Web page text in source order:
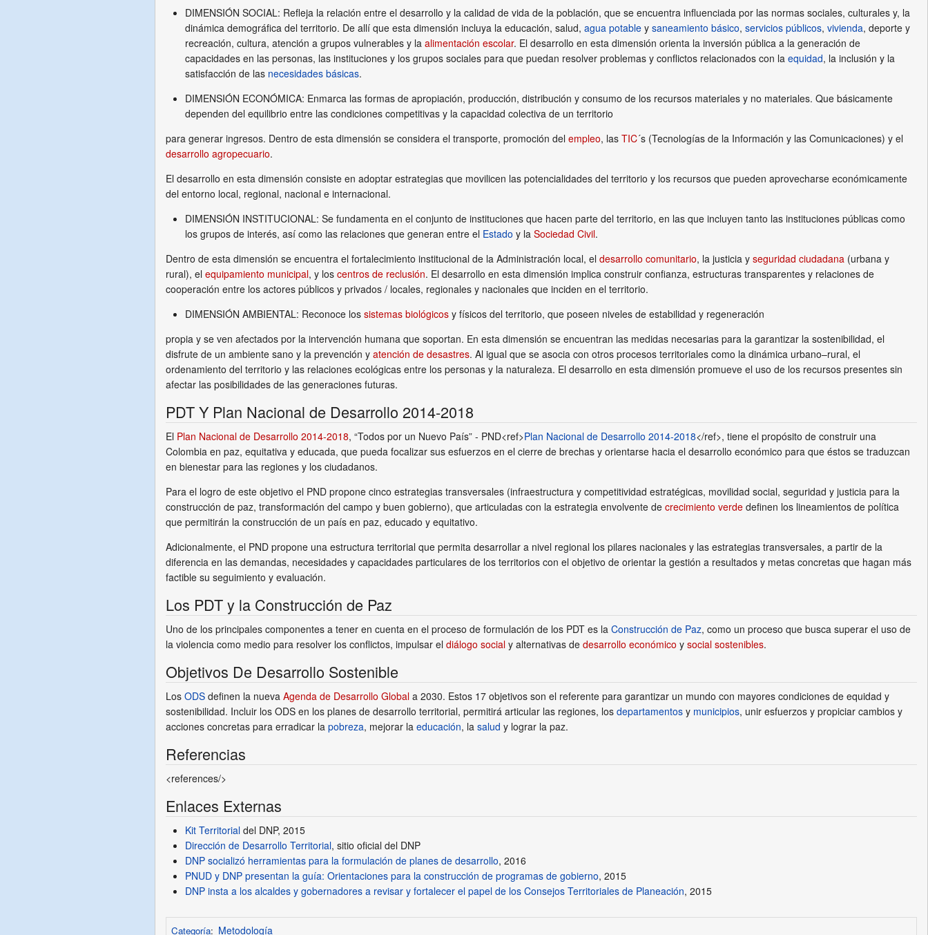
DIMENSIÓN SOCIAL: Refleja la relación entre el desarrollo y la calidad de vida de la población, que se encuentra influenciada por las normas sociales, culturales y, la
dinámica demográfica del territorio. De allí que esta dimensión incluya la educación, salud,agua potable ysaneamiento básico,servicios públicos,vivienda, deporte y
recreación, cultura, atención a grupos vulnerables y laalimentación escolar. El desarrollo en esta dimensión orienta la inversión pública a la generación de
capacidades en las personas, las instituciones y los grupos sociales para que puedan resolver problemas y conflictos relacionados con laequidad, la inclusión y la
satisfacción de las necesidades básicas.
DIMENSIÓN ECONÓMICA: Enmarca las formas de apropiación, producción, distribución y consumo de los recursos materiales y no materiales. Que básicamente
dependen del equilibrio entre las condiciones competitivas y la capacidad colectiva de un territorio
para generar ingresos. Dentro de esta dimensión se considera el transporte, promoción delempleo, lasTIC´s (Tecnologías de la Información y las Comunicaciones) y el
desarrollo agropecuario.
El desarrollo en esta dimensión consiste en adoptar estrategias que movilicen las potencialidades del territorio y los recursos que pueden aprovecharse económicamente
del entorno local, regional, nacional e internacional.
DIMENSIÓN INSTITUCIONAL: Se fundamenta en el conjunto de instituciones que hacen parte del territorio, en las que incluyen tanto las instituciones públicas como
los grupos de interés, así como las relaciones que generan entre el Estado y laSociedad Civil.
Dentro de esta dimensión se encuentra el fortalecimiento institucional de la Administración local, eldesarrollo comunitario, la justicia yseguridad ciudadana (urbana y
rural), elequipamiento municipal, y loscentros de reclusión. El desarrollo en esta dimensión implica construir confianza, estructuras transparentes y relaciones de
cooperación entre los actores públicos y privados / locales, regionales y nacionales que inciden en el territorio.
DIMENSIÓN AMBIENTAL: Reconoce lossistemas biológicos y físicos del territorio, que poseen niveles de estabilidad y regeneración
propia y se ven afectados por la intervención humana que soportan. En esta dimensión se encuentran las medidas necesarias para la garantizar la sostenibilidad, el
disfrute de un ambiente sano y la prevención yatención de desastres. Al igual que se asocia con otros procesos territoriales como la dinámica urbano–rural, el
ordenamiento del territorio y las relaciones ecológicas entre los personas y la naturaleza. El desarrollo en esta dimensión promueve el uso de los recursos presentes sin
afectar las posibilidades de las generaciones futuras.
PDT Y Plan Nacional de Desarrollo 2014-2018
El Plan Nacional de Desarrollo 2014-2018, “Todos por un Nuevo País” - PND<ref>Plan Nacional de Desarrollo 2014-2018</ref>, tiene el propósito de construir una
Colombia en paz, equitativa y educada, que pueda focalizar sus esfuerzos en el cierre de brechas y orientarse hacia el desarrollo económico para que éstos se traduzcan
en bienestar para las regiones y los ciudadanos.
Para el logro de este objetivo el PND propone cinco estrategias transversales (infraestructura y competitividad estratégicas, movilidad social, seguridad y justicia para la
construcción de paz, transformación del campo y buen gobierno), que articuladas con la estrategia envolvente decrecimiento verde definen los lineamientos de política
que permitirán la construcción de un país en paz, educado y equitativo.
Adicionalmente, el PND propone una estructura territorial que permita desarrollar a nivel regional los pilares nacionales y las estrategias transversales, a partir de la
diferencia en las demandas, necesidades y capacidades particulares de los territorios con el objetivo de orientar la gestión a resultados y metas concretas que hagan más
factible su seguimiento y evaluación.
Los PDT y la Construcción de Paz
Uno de los principales componentes a tener en cuenta en el proceso de formulación de los PDT es laConstrucción de Paz, como un proceso que busca superar el uso de
la violencia como medio para resolver los conflictos, impulsar eldiálogo social y alternativas dedesarrollo económico ysocial sostenibles.
Objetivos De Desarrollo Sostenible
LosODS definen la nuevaAgenda de Desarrollo Global a 2030. Estos 17 objetivos son el referente para garantizar un mundo con mayores condiciones de equidad y
sostenibilidad. Incluir los ODS en los planes de desarrollo territorial, permitirá articular las regiones, losdepartamentos y municipios, unir esfuerzos y propiciar cambios y
acciones concretas para erradicar lapobreza, mejorar laeducación, lasalud y lograr la paz.
Referencias
<references/>
Enlaces Externas
Kit Territorial del DNP, 2015
Dirección de Desarrollo Territorial, sitio oficial del DNP
DNP socializó herramientas para la formulación de planes de desarrollo, 2016
PNUD y DNP presentan la guía: Orientaciones para la construcción de programas de gobierno, 2015
DNP insta a los alcaldes y gobernadores a revisar y fortalecer el papel de los Consejos Territoriales de Planeación, 2015
Categoría: Metodología